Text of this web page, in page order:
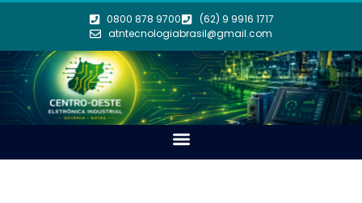
0800 878 9700
(62) 9 9916 1717
atntecnologiabrasil@gmail.com